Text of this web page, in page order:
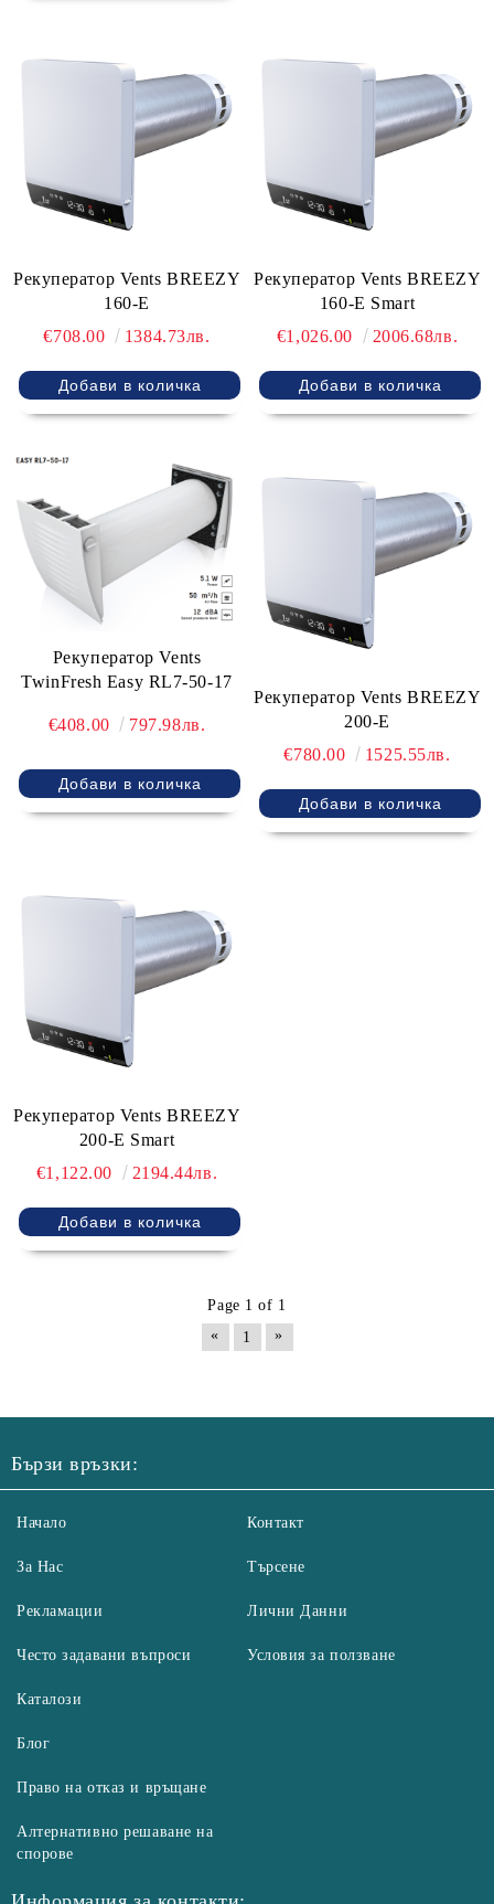
Рекуператор Vents BREEZY
160-E
€708.00
1384.73лв.
Рекуператор Vents BREEZY
160-E Smart
€1,026.00
2006.68лв.
Рекуператор Vents
TwinFresh Easy RL7-50-17
€408.00 797.98лв.
Рекуператор Vents BREEZY
200-E
€780.00
1525.55лв.
Рекуператор Vents BREEZY
200-E Smart
€1,122.00
2194.44лв.
Page 1 of 1
«
1 »
Бързи връзки:
Начало
За Нас
Рекламации
Често задавани въпроси
Контакт
Търсене
Лични Данни
Условия за ползване
Каталози
Блог
Право на отказ и връщане
Алтернативно решаване на
спорове